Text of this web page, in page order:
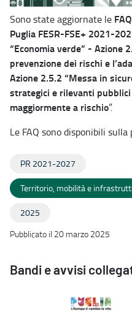
Sono state aggiornate le FAQ
Puglia FESR-FSE+ 2021-
“Economia verde” - Azione
prevenzione dei rischi e
Azione 2.5.2 “Messa in
strategici e rilevanti
maggiormente a rischio”.
Le FAQ sono disponibili sulla
PR 2021-2027
Territorio, mobilità e
2025
Pubblicato il 20 marzo 2025
Bandi e avvisi